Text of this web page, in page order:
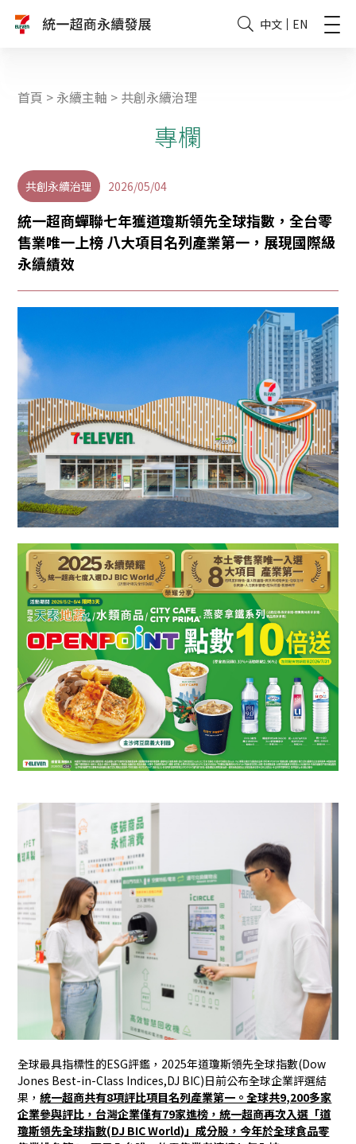
中文 EN
首頁 > 永續主軸 > 共創永續治理
專欄
共創永續治理 2026/05/04
統一超商蟬聯七年獲道瓊斯領先全球指數，全台零
售業唯一上榜 八大項目名列產業第一，展現國際級
永續績效
全球最具指標性的ESG評鑑，2025年道瓊斯領先全球指數(Dow
Jones Best-in-Class Indices,DJ BIC)日前公布全球企業評選結
果，統一超商共有8項評比項目名列產業第一。全球共9,200多家
企業參與評比，台灣企業僅有79家進榜，統一超商再次入選「道
瓊斯領先全球指數(DJ BIC World)」成分股，今年於全球食品零